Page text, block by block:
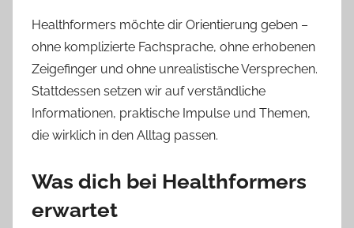
Healthformers möchte dir Orientierung geben –
ohne komplizierte Fachsprache, ohne erhobenen
Zeigefinger und ohne unrealistische Versprechen.
Stattdessen setzen wir auf verständliche
Informationen, praktische Impulse und Themen,
die wirklich in den Alltag passen.
Was dich bei Healthformers
erwartet